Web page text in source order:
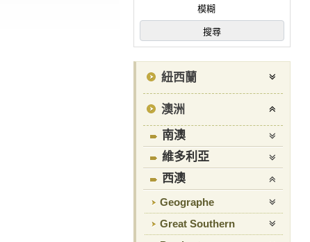
模糊
紐西蘭
澳洲
南澳
維多利亞
西澳
Geographe
Great Southern